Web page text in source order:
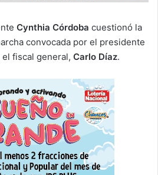
Cynthia Córdoba cuestionó la
convocada por el presidente
fiscal general, Carlo Díaz.